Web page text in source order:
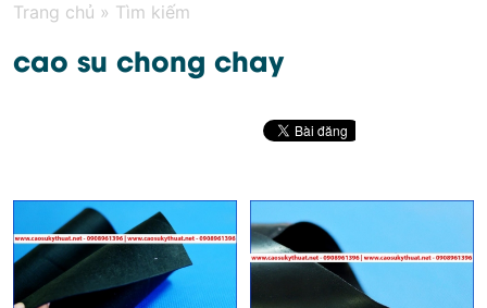
Trang chủ » Tìm kiếm
cao su chong chay